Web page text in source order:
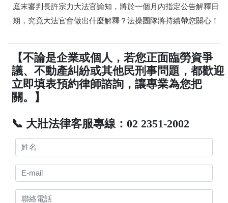
庭末審判長許宗力大法官諭知，將於一個月內指定公告解釋日
期，究竟大法官會做出什麼解釋？法操團隊將持續帶您關心！
【不論是企業或個人，若您正面臨勞資爭
議、不動產糾紛或其他民刑事問題，都歡迎
立即填表預約律師諮詢，讓專業為您把
關。】
📞 大壯法律客服專線：02 2351-2002